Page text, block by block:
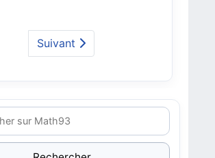
Suivant